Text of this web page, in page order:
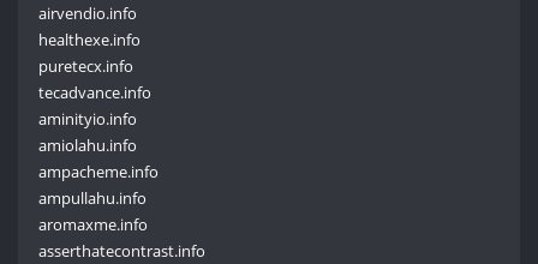
airvendio.info
healthexe.info
puretecx.info
tecadvance.info
aminityio.info
amiolahu.info
ampacheme.info
ampullahu.info
aromaxme.info
asserthatecontrast.info